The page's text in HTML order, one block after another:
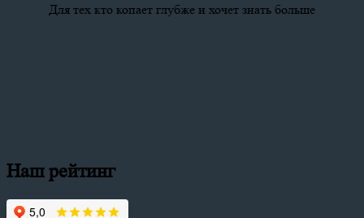
Для тех кто копает глубже и хочет знать больше
Наш рейтинг